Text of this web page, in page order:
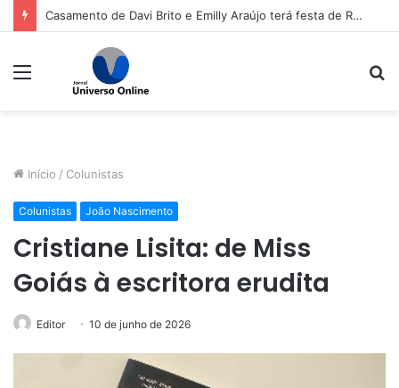
Casamento de Davi Brito e Emilly Araújo terá festa de R$ 2 milhões em Salvador
Menu
Início / Colunistas
Colunistas João Nascimento
Cristiane Lisita: de Miss
Goiás à escritora erudita
Editor 10 de junho de 2026